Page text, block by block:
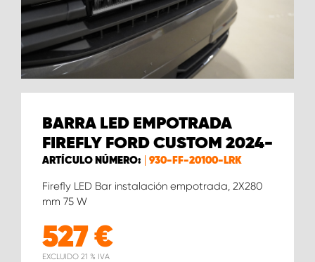
BARRA LED EMPOTRADA
FIREFLY FORD CUSTOM 2024-
ARTÍCULO NÚMERO: 930-FF-20100-LRK
Firefly LED Bar instalación empotrada, 2X280
mm 75 W
527€
EXCLUIDO 21 % IVA